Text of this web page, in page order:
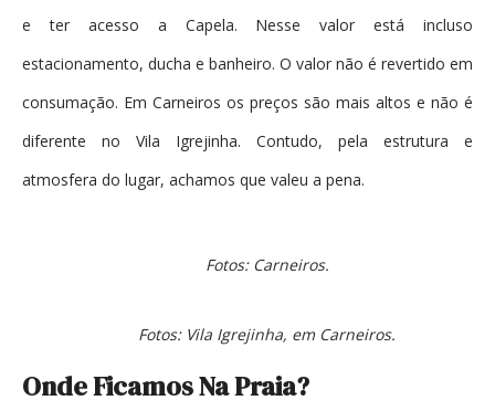
e ter acesso a Capela. Nesse valor está incluso
estacionamento, ducha e banheiro. O valor não é revertido em
consumação. Em Carneiros os preços são mais altos e não é
diferente no Vila Igrejinha. Contudo, pela estrutura e
atmosfera do lugar, achamos que valeu a pena.
Fotos: Carneiros.
Fotos: Vila Igrejinha, em Carneiros.
Onde Ficamos Na Praia?